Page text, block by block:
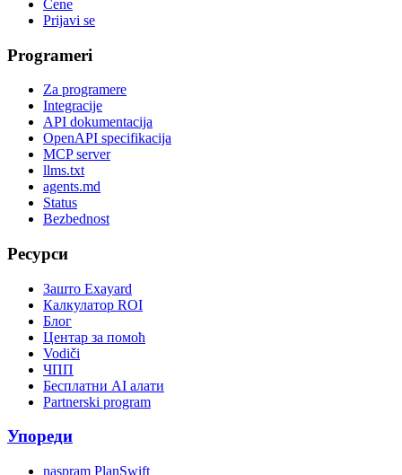
Cene
Prijavi se
Programeri
Za programere
Integracije
API dokumentacija
OpenAPI specifikacija
MCP server
llms.txt
agents.md
Status
Bezbednost
Ресурси
Зашто Exayard
Калкулатор ROI
Блог
Центар за помоћ
Vodiči
ЧПП
Бесплатни AI алати
Partnerski program
Упореди
naspram PlanSwift